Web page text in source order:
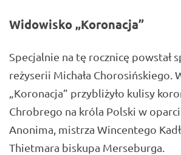
Widowisko „Koronacja”
Specjalnie na tę rocznicę powstał
reżyserii Michała Chorosińskiego.
„Koronacja” przybliżyło kulisy
Chrobrego na króla Polski w
Anonima, mistrza Wincentego
Thietmara biskupa Merseburga.